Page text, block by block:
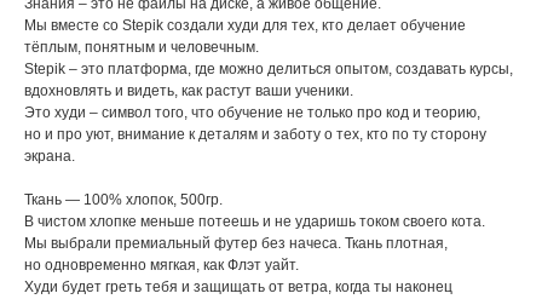
Знания – это не файлы на диске, а живое общение.
Мы вместе со Stepik создали худи для тех, кто делает обучение
тёплым, понятным и человечным.
Stepik – это платформа, где можно делиться опытом, создавать курсы,
вдохновлять и видеть, как растут ваши ученики.
Это худи – символ того, что обучение не только про код и теорию,
но и про уют, внимание к деталям и заботу о тех, кто по ту сторону
экрана.
Ткань — 100% хлопок, 500гр.
В чистом хлопке меньше потеешь и не ударишь током своего кота.
Мы выбрали премиальный футер без начеса. Ткань плотная,
но одновременно мягкая, как Флэт уайт.
Худи будет греть тебя и защищать от ветра, когда ты наконец